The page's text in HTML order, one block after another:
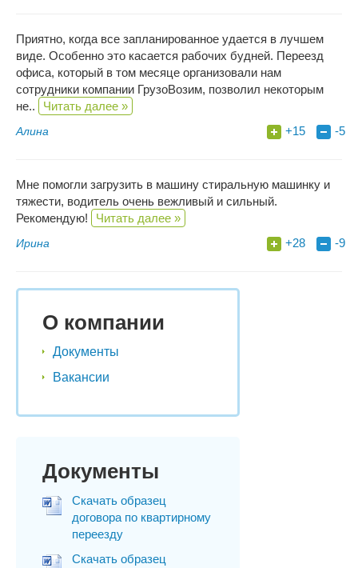
Приятно, когда все запланированное удается в лучшем
виде. Особенно это касается рабочих будней. Переезд
офиса, который в том месяце организовали нам
сотрудники компании ГрузоВозим, позволил некоторым
не..
Читать далее »
Алина +15 -5
Мне помогли загрузить в машину стиральную машинку и
тяжести, водитель очень вежливый и сильный.
Рекомендую!
Читать далее »
Ирина +28 -9
О компании
Документы
Вакансии
Документы
Скачать образец
договора по квартирному
переезду
Скачать образец